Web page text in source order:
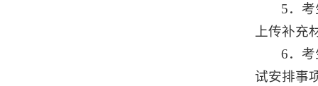
5．
上传补充
6．
试安排事